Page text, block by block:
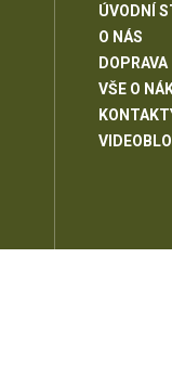
ÚVODNÍ
O NÁS
DOPRAVA
VŠE O